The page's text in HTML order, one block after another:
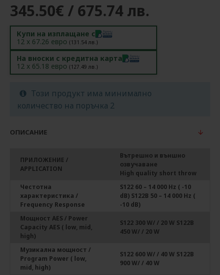
345.50€ / 675.74 лв.
Купи на изплащане с
12 x 67.26 евро (131.54 лв.)
На вноски с кредитна карта
12 x 65.18 евро (127.49 лв.)
Този продукт има минимално
количество на поръчка 2
ОПИСАНИЕ
ПРИЛОЖЕНИЕ /
APPLICATION
Вътрешно и външно
озвучаване
High quality short throw
Честотна
характеристика /
Frequency Response
S122 60 – 14 000 Hz ( -10
dB) S122B 50 – 14 000 Hz (
-10 dB)
Мощност AES / Power
Capacity AES ( low, mid,
high)
S122 300 W/ / 20 W S122B
450 W/ / 20 W
Музикална мощност /
Program Power ( low,
mid, high)
S122 600 W/ / 40 W S122B
900 W/ / 40 W